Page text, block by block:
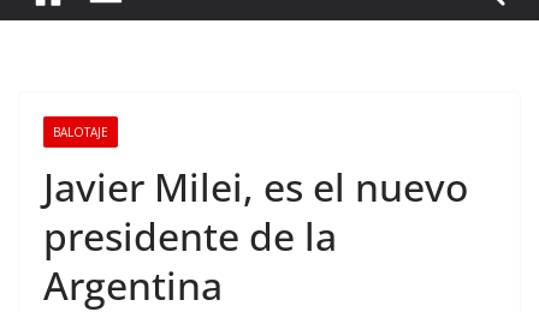
BALOTAJE
Javier Milei, es el nuevo
presidente de la
Argentina